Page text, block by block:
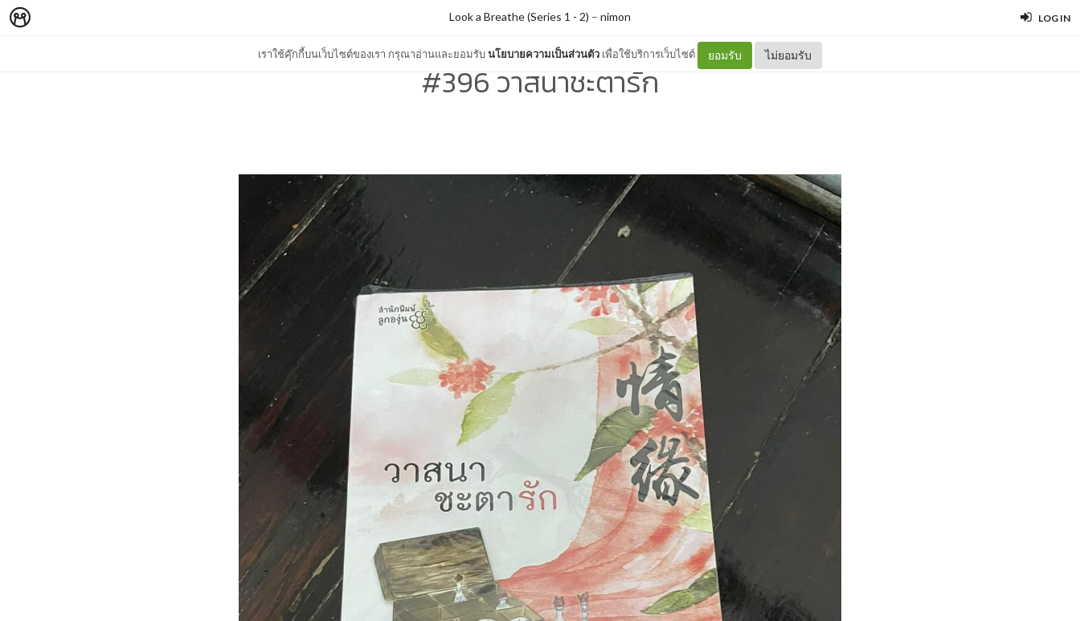
LOG IN
เราใช้คุ๊กกี้บนเว็บไซต์ของเรา กรุณาอ่านและยอมรับนโยบายความเป็นส่วนตัว เพื่อใช้บริการเว็บไซต์ ยอมรับ ไม่ยอมรับ
Look a Breathe (Series 1 - 2) – nimon
#396 วาสนาชะตารัก